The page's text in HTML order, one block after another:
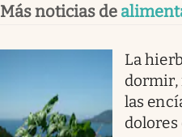
Más noticias de
La
dormir,
las
dolores